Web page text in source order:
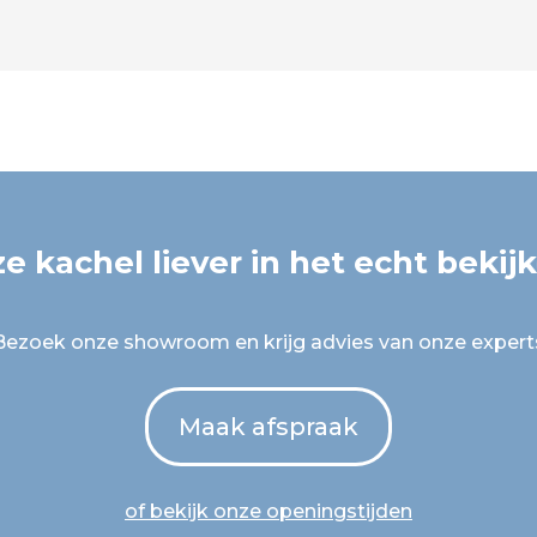
kachel liever in het echt
onze showroom en krijg advies van onze
Maak afspraak
of bekijk onze openingstijden